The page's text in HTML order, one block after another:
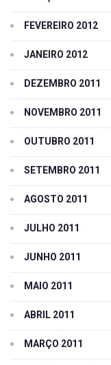
FEVEREIRO 2012
JANEIRO 2012
DEZEMBRO 2011
NOVEMBRO 2011
OUTUBRO 2011
SETEMBRO 2011
AGOSTO 2011
JULHO 2011
JUNHO 2011
MAIO 2011
ABRIL 2011
MARÇO 2011